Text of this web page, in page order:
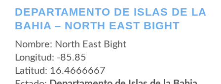
DEPARTAMENTO DE ISLAS DE LA
BAHIA – NORTH EAST BIGHT
Nombre: North East Bight
Longitud: -85.85
Latitud: 16.4666667